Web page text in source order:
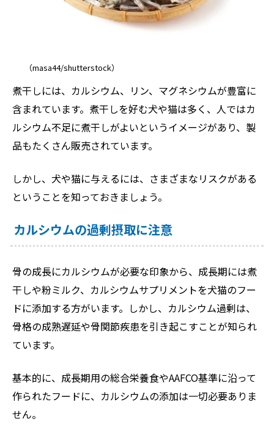
（masa44/shutterstock）
煮干しには、カルシウム、リン、マグネシウムが豊富に
含まれています。煮干しを好む犬や猫は多く、人ではカ
ルシウム不足に煮干しがよいというイメージがあり、製
品もたくさん販売されています。
しかし、犬や猫に与えるには、さまざまなリスクがある
ということを知っておきましょう。
カルシウムの過剰摂取に注意
骨の成長にカルシウムが必要な印象から、成長期には煮
干しや粉ミルク、カルシウムサプリメントを犬猫のフー
ドに添加する方がいます。しかし、カルシウム過剰は、
骨格の成熟遅延や骨関節疾患を引き起こすことが知られ
ています。
基本的に、成長期用の総合栄養食やAAFCO基準に沿って
作られたフードに、カルシウムの添加は一切必要ありま
せん。